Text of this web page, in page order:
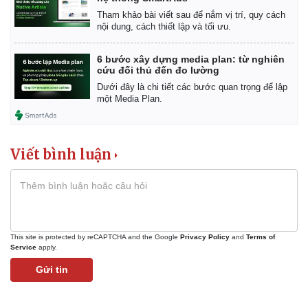
Tham khảo bài viết sau để nắm vị trí, quy cách
nội dung, cách thiết lập và tối ưu.
6 bước xây dựng media plan: từ nghiên
cứu đối thủ đến đo lường
Dưới đây là chi tiết các bước quan trọng để lập
một Media Plan.
Viết bình luận
This site is protected by reCAPTCHA and the Google Privacy Policy and Terms of
Service apply.
Gửi tin